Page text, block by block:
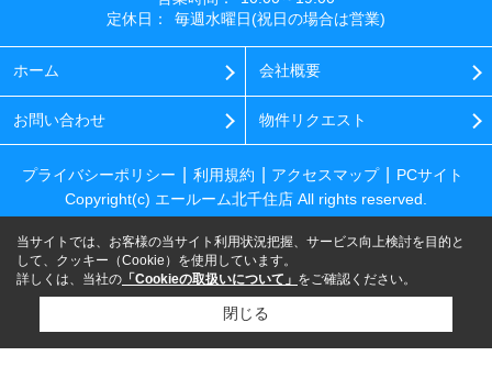
定休日：
毎週水曜日(祝日の場合は営業)
ホーム 会社概要
お問い合わせ 物件リクエスト
プライバシーポリシー 利用規約 アクセスマップ
PCサイト
Copyright(c) エールーム北千住店 All rights reserved.
当サイトでは、お客様の当サイト利用状況把握、サービス向上検討を目的と
して、クッキー（Cookie）を使用しています。
詳しくは、当社の 「Cookieの取扱いについて」 をご確認ください。
閉じる